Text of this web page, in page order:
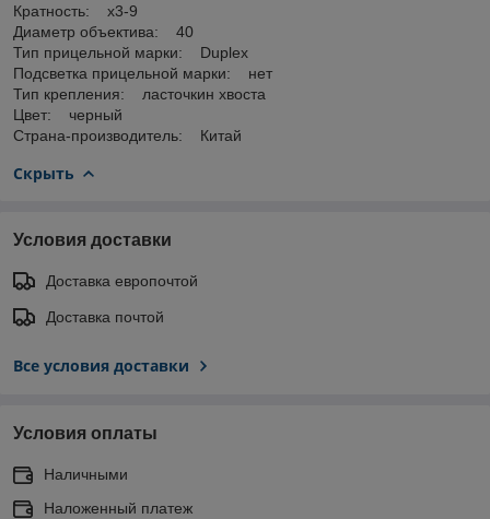
Кратность: х3-9
Диаметр объектива: 40
Тип прицельной марки: Duplex
Подсветка прицельной марки: нет
Тип крепления: ласточкин хвоста
Цвет: черный
Страна-производитель: Китай
Скрыть
Условия доставки
Доставка европочтой
Доставка почтой
Все условия доставки
Условия оплаты
Наличными
Наложенный платеж